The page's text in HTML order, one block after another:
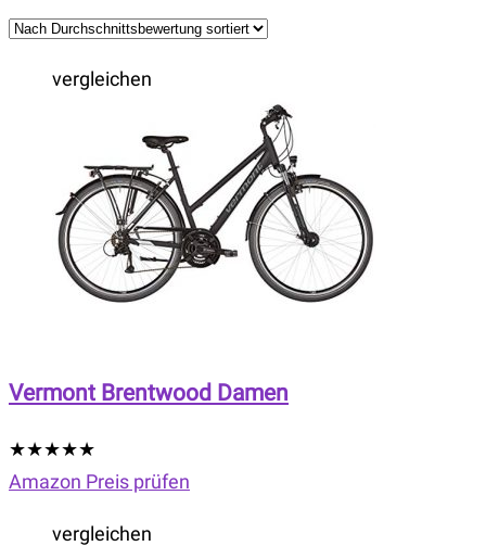
vergleichen
Vermont Brentwood Damen
★★★★★
Amazon Preis prüfen
vergleichen